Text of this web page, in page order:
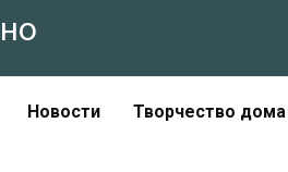
Новости Творчество дома